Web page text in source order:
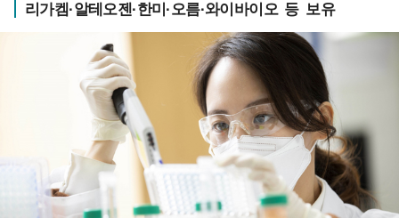
리가켐·알테오젠·한미·오름·와이바이오 등 보유